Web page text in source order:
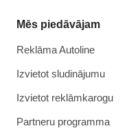
Mēs piedāvājam
Reklāma Autoline
Izvietot sludinājumu
Izvietot reklāmkarogu
Partneru programma